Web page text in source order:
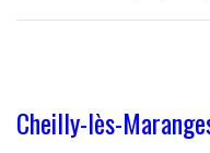
Cheilly-lès-